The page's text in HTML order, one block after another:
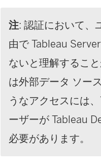
注: 認証において、
由で Tableau
ないと理解するこ
は外部データ ソー
うなアクセスには
ーザーが Tableau
必要があります。